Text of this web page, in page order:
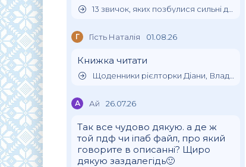
13 звичок, яких позбулися сильні духом люди
Г Гість Наталія 01.08.26
Книжка читати
Щоденники рієлторки Діани, Влада Клімова
А Ай 26.07.26
Так все чудово дякую. а де ж
той пдф чи іпаб файл, про який
говорите в описанні? Щиро
дякую заздалегідь🙂